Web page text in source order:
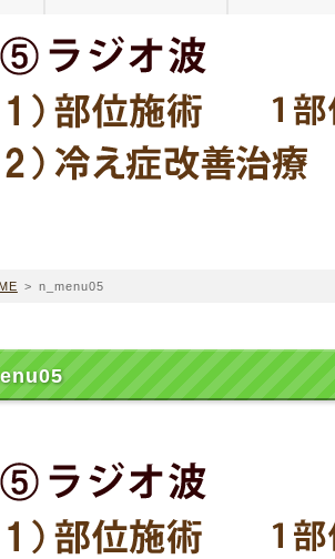
> n_menu05